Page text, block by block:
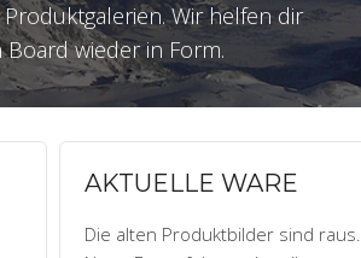
Wir helfen dir
wieder in Form.
AKTUELLE WARE
Die alten Produktbilder sind raus.